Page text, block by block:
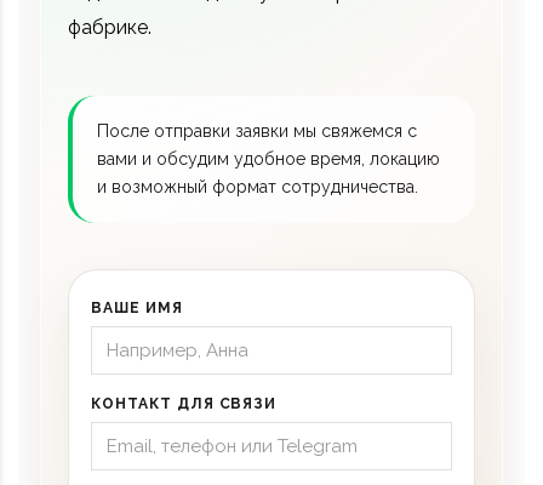
фабрике.
После отправки заявки мы свяжемся с
вами и обсудим удобное время, локацию
и возможный формат сотрудничества.
ВАШЕ ИМЯ
КОНТАКТ ДЛЯ СВЯЗИ